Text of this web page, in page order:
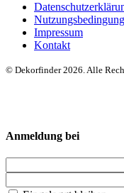
Impressum
Kontakt
© Dekorfinder 2026. Alle
Anmeldung bei